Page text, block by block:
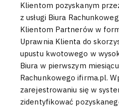
Klientom pozyskanym
z usługi Biura
Klientom Partnerów w
Uprawnia Klienta do
upustu kwotowego w
Biura w pierwszym
Rachunkowego ifirma.pl.
zarejestrowaniu się w
zidentyfikować